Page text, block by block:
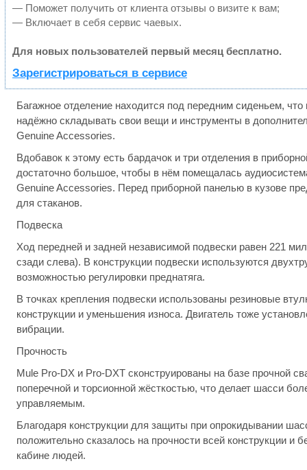
— Поможет получить от клиента отзывы о визите к вам;
— Включает в себя сервис чаевых.
Для новых пользователей первый месяц бесплатно.
Зарегистрироваться в сервисе
Багажное отделение находится под передним сиденьем,
надёжно складывать свои вещи и инструменты в
Genuine Accessories.
Вдобавок к этому есть бардачок и три отделения в
достаточно большое, чтобы в нём помещалась
Genuine Accessories. Перед приборной панелью в кузове
для стаканов.
Подвеска
Ход передней и задней независимой подвески равен 221
сзади слева). В конструкции подвески используются
возможностью регулировки преднатяга.
В точках крепления подвески использованы резиновые
конструкции и уменьшения износа. Двигатель тоже
вибрации.
Прочность
Mule Pro-DX и Pro-DXT сконструированы на базе прочной
поперечной и торсионной жёсткостью, что делает шасси
управляемым.
Благодаря конструкции для защиты при опрокидывании
положительно сказалось на прочности всей конструкции и
кабине людей.